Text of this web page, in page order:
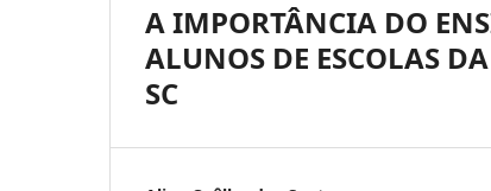
A IMPORTÂNCIA DO
ALUNOS DE ESCOLAS
SC